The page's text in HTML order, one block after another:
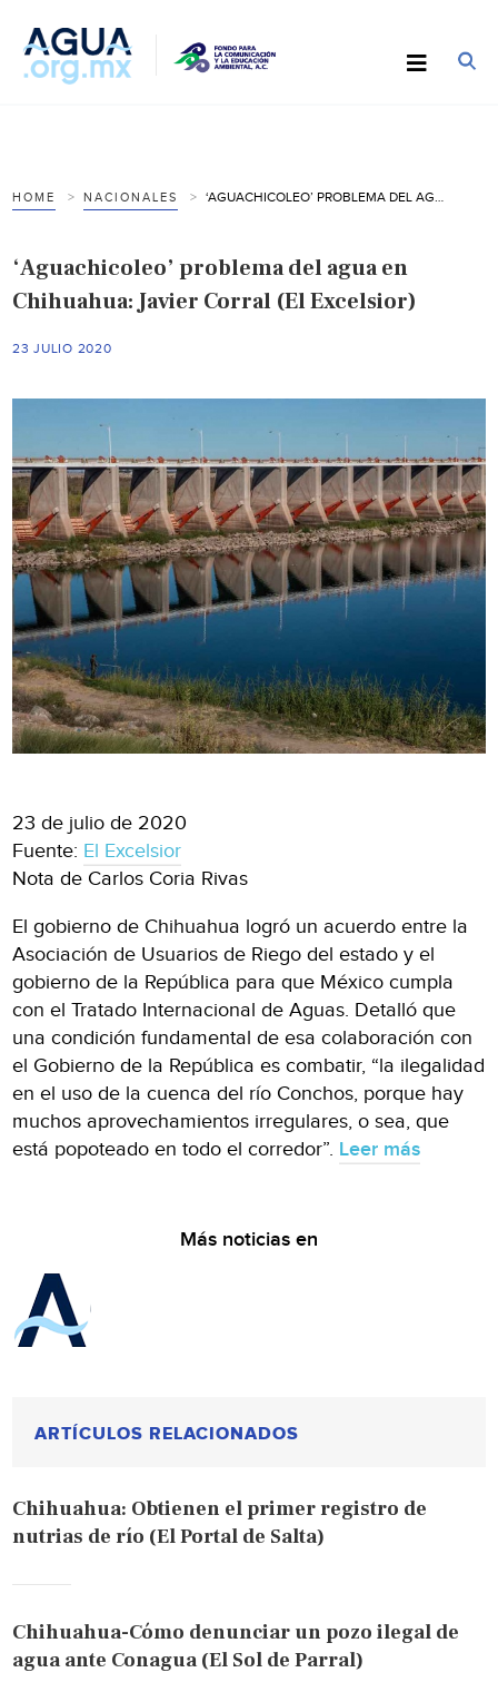
HOME NACIONALES
‘Aguachicoleo’ problema del agua en
Chihuahua: Javier Corral (El Excelsior)
23 JULIO 2020
23 de julio de 2020
Fuente: El Excelsior
Nota de Carlos Coria Rivas
El gobierno de Chihuahua logró un acuerdo entre la
Asociación de Usuarios de Riego del estado y el
gobierno de la República para que México cumpla
con el Tratado Internacional de Aguas. Detalló que
una condición fundamental de esa colaboración con
el Gobierno de la República es combatir, “la ilegalidad
en el uso de la cuenca del río Conchos, porque hay
muchos aprovechamientos irregulares, o sea, que
está popoteado en todo el corredor”. Leer más
Más noticias en
ARTÍCULOS RELACIONADOS
Chihuahua: Obtienen el primer registro de
nutrias de río (El Portal de Salta)
Chihuahua-Cómo denunciar un pozo ilegal de
agua ante Conagua (El Sol de Parral)